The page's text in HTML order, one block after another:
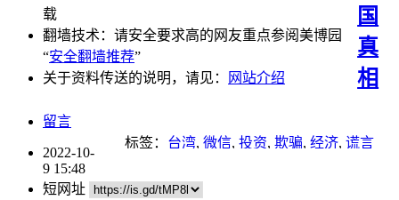
载
翻墙技术：请安全要求高的网友重点参阅美博园
“安全翻墙推荐”
关于资料传送的说明，请见：
网站介绍
国
真
相
留言
标签： 台湾, 微信, 投资, 欺骗, 经济, 谎言
2022-10-
9 15:48
短网址